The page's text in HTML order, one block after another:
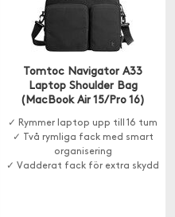
Tomtoc Navigator A33
Laptop Shoulder Bag
(MacBook Air 15/Pro 16)
✓ Rymmer laptop upp till 16 tum
✓ Två rymliga fack med smart
organisering
✓ Vadderat fack för extra skydd